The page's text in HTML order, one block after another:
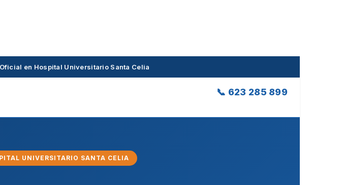
en Hospital Universitario Santa Celia
📞 623 285 899
UNIVERSITARIO SANTA CELIA